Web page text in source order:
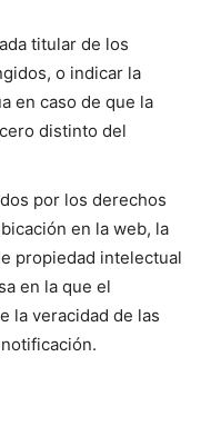
titular de los
o indicar la
en caso de que la
distinto del
por los derechos
en la web, la
propiedad intelectual
en la que el
la veracidad de las